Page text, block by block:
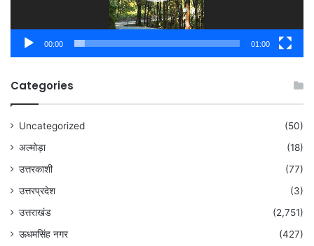
00:00 01:00
Categories
Uncategorized
(50)
अल्मोड़ा
(18)
उत्तरकाशी
(77)
उत्तरप्रदेश
(3)
उत्तराखंड
(2,751)
ऊधमसिंह नगर
(427)